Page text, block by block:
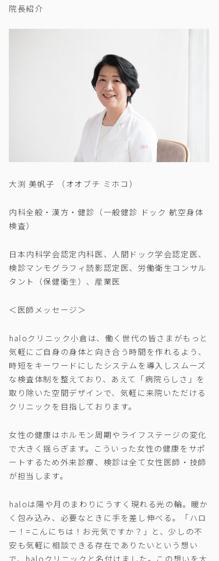
院長紹介
大渕 美帆子 （オオブチ ミホコ）
内科全般・漢方・健診（一般健診 ドック 航空身体
検査）
日本内科学会認定内科医、人間ドック学会認定医、
検診マンモグラフィ読影認定医、労働衛生コンサル
タント（保健衛生）、産業医
＜医師メッセージ＞
haloクリニック小倉は、働く世代の皆さまがもっと
気軽にご自身の身体と向き合う時間を作れるよう、
時短をキーワードにしたシステムを導入しスムーズ
な検査体制を整えており、あえて「病院らしさ」を
取り除いた空間デザインで、気軽に来院いただける
クリニックを目指しております。
女性の健康はホルモン周期やライフステージの変化
で大きく揺らぎます。こういった女性の健康をサポ
ートするため外来診療、検診は全て女性医師・技師
が担当します。
haloは陽や月のまわりにうすく現れる光の輪。暖か
く包み込み、必要なときに手を差し伸べる。「ハロ
ー！=こんにちは！お元気ですか？」と、少しの不
安も気軽に相談できる存在でありたいという想い
で、haloクリニックと名付けました。この想いを大